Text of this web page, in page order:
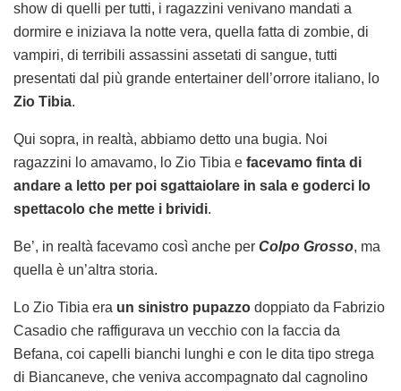
show di quelli per tutti, i ragazzini venivano mandati a
dormire e iniziava la notte vera, quella fatta di zombie, di
vampiri, di terribili assassini assetati di sangue, tutti
presentati dal più grande entertainer dell’orrore italiano, lo
Zio Tibia.
Qui sopra, in realtà, abbiamo detto una bugia. Noi
ragazzini lo amavamo, lo Zio Tibia e facevamo finta di
andare a letto per poi sgattaiolare in sala e goderci lo
spettacolo che mette i brividi.
Be’, in realtà facevamo così anche per Colpo Grosso, ma
quella è un’altra storia.
Lo Zio Tibia era un sinistro pupazzo doppiato da Fabrizio
Casadio che raffigurava un vecchio con la faccia da
Befana, coi capelli bianchi lunghi e con le dita tipo strega
di Biancaneve, che veniva accompagnato dal cagnolino